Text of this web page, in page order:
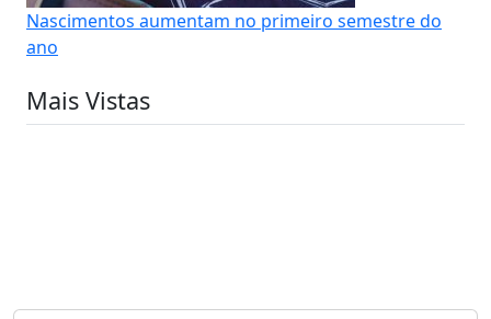
Nascimentos aumentam no primeiro semestre do
ano
Mais Vistas